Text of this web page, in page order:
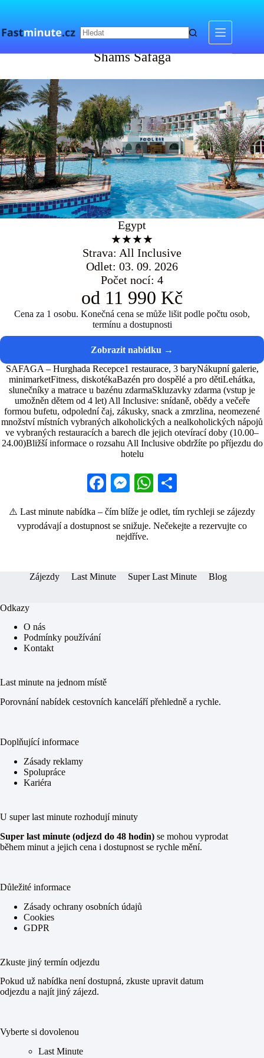
Shams Safaga
Shams Safaga
Egypt
★★★★
Strava: All Inclusive
Odlet: 03. 09. 2026
Počet nocí: 4
od 11 990 Kč
Cena za 1 osobu. Konečná cena se může lišit podle počtu osob,
termínu a dostupnosti
SAFAGA – Hurghada Recepce1 restaurace, 3 baryNákupní galerie,
minimarketFitness, diskotékaBazén pro dospělé a pro dětiLehátka,
slunečníky a matrace u bazénu zdarmaSkluzavky zdarma (vstup je
umožněn dětem od 4 let) All Inclusive: snídaně, obědy a večeře
formou bufetu, odpolední čaj, zákusky, snack a zmrzlina, neomezené
množství místních vybraných alkoholických a nealkoholických nápojů
ve vybraných restauracích a barech dle jejich otevírací doby (10.00–
24.00)Bližší informace o rozsahu All Inclusive obdržíte po příjezdu do
hotelu
Fa
bo
ok
M
se
ng
W
ts re
⚠️ Last minute nabídka – čím blíže je odlet, tím rychleji se zájezdy
vyprodávají a dostupnost se snižuje. Nečekejte a rezervujte co
nejdříve.
Zájezdy Last Minute Super Last Minute Blog
Odkazy
O nás
Podmínky používání
Kontakt
Last minute na jednom místě
Porovnání nabídek cestovních kanceláří přehledně a rychle.
Doplňující informace
Zásady reklamy
Spolupráce
Kariéra
U super last minute rozhodují minuty
Super last minute (odjezd do 48 hodin) se mohou vyprodat
během minut a jejich cena i dostupnost se rychle mění.
Důležité informace
Zásady ochrany osobních údajů
Cookies
GDPR
Zkuste jiný termín odjezdu
Pokud už nabídka není dostupná, zkuste upravit datum
odjezdu a najít jiný zájezd.
Vyberte si dovolenou
Last Minute